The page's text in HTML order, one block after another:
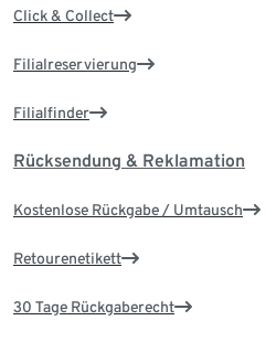
Click & Collect
Filialreservierung
Filialfinder
Rücksendung & Reklamation
Kostenlose Rückgabe / Umtausch
Retourenetikett
30 Tage Rückgaberecht